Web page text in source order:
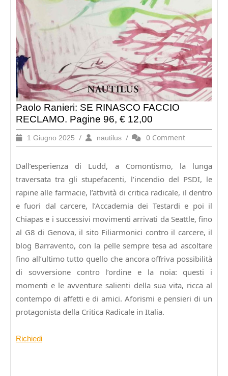
Paolo Ranieri: SE RINASCO FACCIO
RECLAMO. Pagine 96, € 12,00
1 Giugno 2025
Giugno
/ nautilusnautilus
/ 0 Comment
Dall’esperienza di Ludd, a Comontismo, la lunga
traversata tra gli stupefacenti, l’incendio del PSDI, le
rapine alle farmacie, l’attività di critica radicale, il dentro
e fuori dal carcere, l’Accademia dei Testardi e poi il
Chiapas e i successivi movimenti arrivati da Seattle, fino
al G8 di Genova, il sito Filiarmonici contro il carcere, il
blog Barravento, con la pelle sempre tesa ad ascoltare
fino all’ultimo tutto quello che ancora offriva possibilità
di sovversione contro l’ordine e la noia: questi i
momenti e le avventure salienti della sua vita, ricca al
contempo di affetti e di amici. Aforismi e pensieri di un
protagonista della Critica Radicale in Italia.
Richiedi